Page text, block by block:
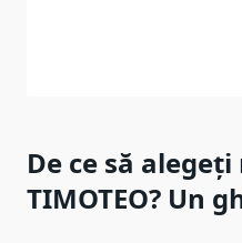
De ce să
TIMOTEO? Un